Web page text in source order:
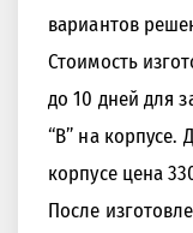
вариантов
Стоимость
до 10 дней для
“B” на корпусе.
корпусе цена
После